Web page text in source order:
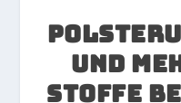
UND
STOFFE